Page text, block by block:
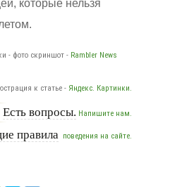
которые нельзя
- фото скриншот - Rambler News
к статье - Яндекс. Картинки.
Есть вопросы. Напишите нам.
правила поведения на сайте.